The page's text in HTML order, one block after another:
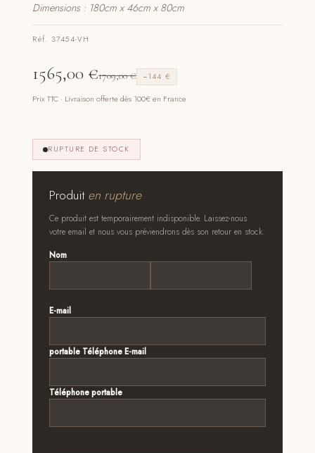
Dimensions : 180cm x 46cm x 80cm
Réf. 37454-VH
1565,00 €1709,00€ −144 €
Prix TTC · Livraison offerte dès 100€ en France
RUPTURE DE STOCK
Produiten rupture
Ce produit est temporairement indisponible. Laissez-nous
votre email et nous vous préviendrons dès son retour en stock.
Nom
E-mail
portable Téléphone E-mail
Téléphone portable